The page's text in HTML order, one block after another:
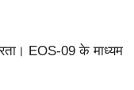
EOS-09 के माध्यम